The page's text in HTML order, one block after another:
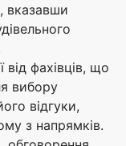
вказавши
фахівців, що
вибору
відгуки,
з напрямків.